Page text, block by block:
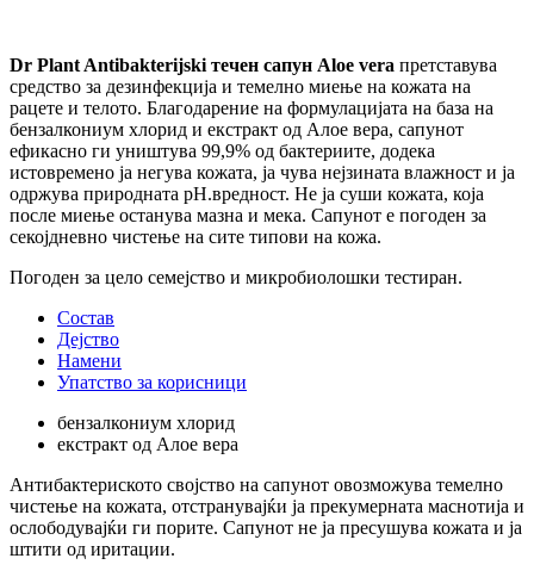
Dr Plant Antibakterijski течен сапун Aloe vera претставува
средство за дезинфекција и темелно миење на кожата на
рацете и телото. Благодарение на формулацијата на база на
бензалкониум хлорид и екстракт од Алое вера, сапунот
ефикасно ги уништува 99,9% од бактериите, додека
истовремено ја негува кожата, ја чува нејзината влажност и ја
одржува природната pH.вредност. Не ја суши кожата, која
после миење останува мазна и мека. Сапунот е погоден за
секојдневно чистење на сите типови на кожа.
Погоден за цело семејство и микробиолошки тестиран.
Состав
Дејство
Намени
Упатство за корисници
бензалкониум хлорид
екстракт од Алое вера
Антибактериското својство на сапунот овозможува темелно
чистење на кожата, отстранувајќи ја прекумерната маснотија и
ослободувајќи ги порите. Сапунот не ја пресушува кожата и ја
штити од иритации.